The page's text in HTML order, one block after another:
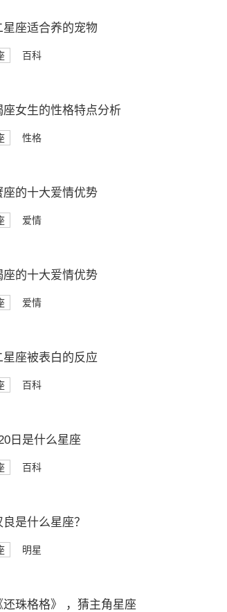
星座适合养的宠物
百科
座女生的性格特点分析
性格
座的十大爱情优势
爱情
座的十大爱情优势
爱情
星座被表白的反应
百科
日是什么星座
百科
是什么星座？
明星
还珠格格》 ，猜主角星座